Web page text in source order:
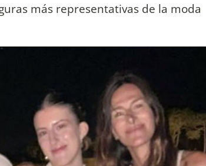
más representativas de la moda